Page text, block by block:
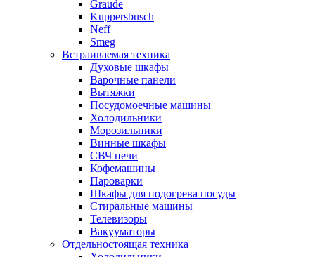
Graude
Kuppersbusch
Neff
Smeg
Встраиваемая техника
Духовые шкафы
Варочные панели
Вытяжки
Посудомоечные машины
Холодильники
Морозильники
Винные шкафы
СВЧ печи
Кофемашины
Пароварки
Шкафы для подогрева посуды
Стиральные машины
Телевизоры
Вакууматоры
Отдельностоящая техника